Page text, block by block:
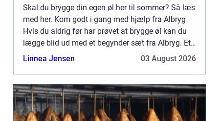
Skal du brygge din egen øl her til sommer? Så læs
med her. Kom godt i gang med hjælp fra Albryg
Hvis du aldrig før har prøvet at brygge øl kan du
lægge blid ud med et begynder sæt fra Albryg. Et
begynder sæt indeholder alle de elementer du skal
Linnea Jensen 03 August 2026